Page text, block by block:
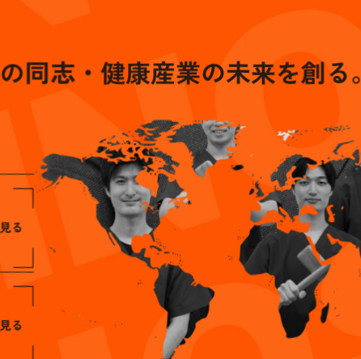
の同志・健康産業の未来を創る。